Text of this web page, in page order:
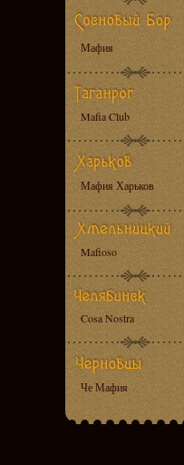
Мафия
Mafia Club
Мафия Харьков
Mafioso
Cosa Nostra
Че Мафия